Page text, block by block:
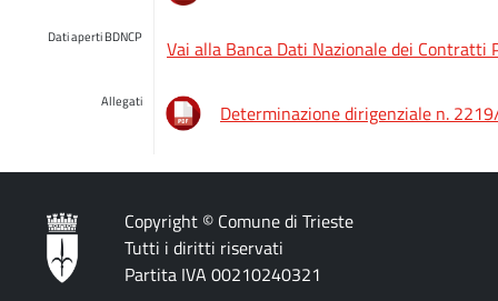
Dati aperti BDNCP Vai alla Banca Dati Nazionale dei Contratti
Allegati Determinazione dirigenziale n.
Copyright © Comune di Trieste
Tutti i diritti riservati
Partita IVA 00210240321